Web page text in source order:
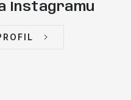
Instagramu